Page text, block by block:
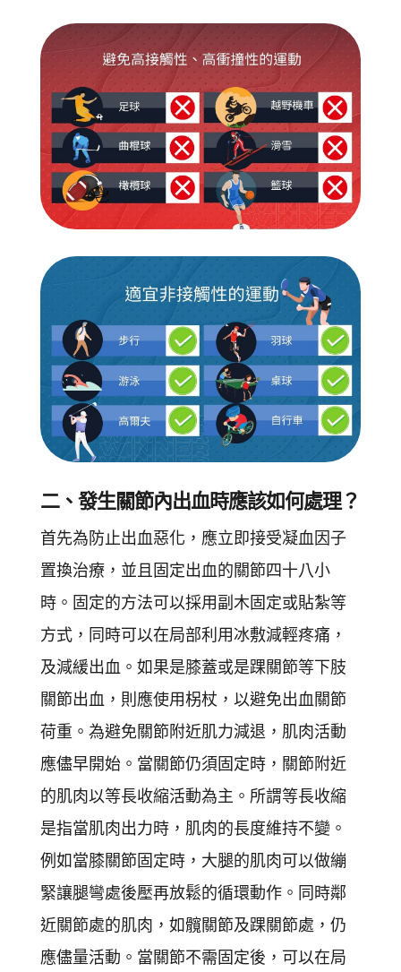
二、發生關節內出血時應該如何處理？
首先為防止出血惡化，應立即接受凝血因子
置換治療，並且固定出血的關節四十八小
時。固定的方法可以採用副木固定或貼紮等
方式，同時可以在局部利用冰敷減輕疼痛，
及減緩出血。如果是膝蓋或是踝關節等下肢
關節出血，則應使用柺杖，以避免出血關節
荷重。為避免關節附近肌力減退，肌肉活動
應儘早開始。當關節仍須固定時，關節附近
的肌肉以等長收縮活動為主。所謂等長收縮
是指當肌肉出力時，肌肉的長度維持不變。
例如當膝關節固定時，大腿的肌肉可以做繃
緊讓腿彎處後壓再放鬆的循環動作。同時鄰
近關節處的肌肉，如髖關節及踝關節處，仍
應儘量活動。當關節不需固定後，可以在局